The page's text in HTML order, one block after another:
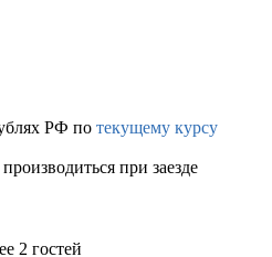
РФ по текущему курсу
при заезде
2 гостей